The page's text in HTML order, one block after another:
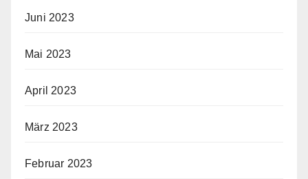
Juni 2023
Mai 2023
April 2023
März 2023
Februar 2023